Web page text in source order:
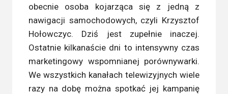
obecnie osoba kojarząca się z jedną z
nawigacji samochodowych, czyli Krzysztof
Hołowczyc. Dziś jest zupełnie inaczej.
Ostatnie kilkanaście dni to intensywny czas
marketingowy wspomnianej porównywarki.
We wszystkich kanałach telewizyjnych wiele
razy na dobę można spotkać jej kampanię